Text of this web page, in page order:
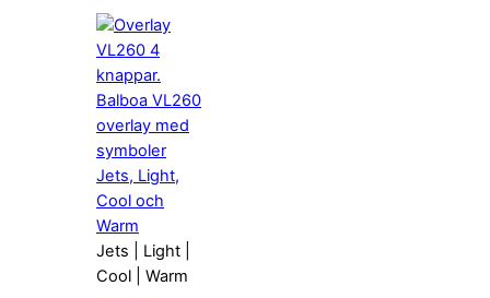
Jets | Light |
Cool | Warm